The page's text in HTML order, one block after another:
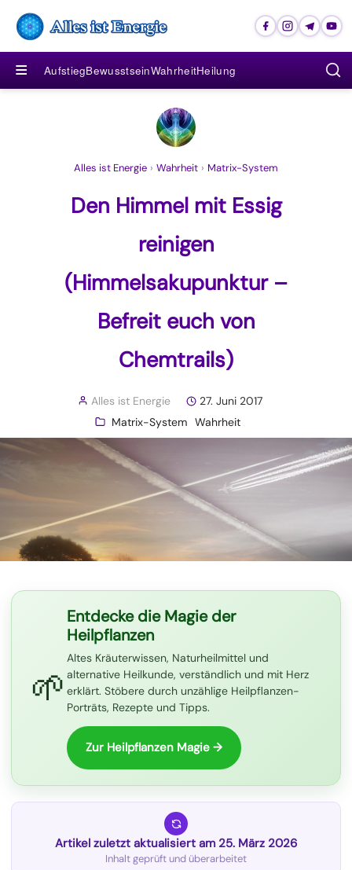
≡ AufstiegBewusstseinWahrheitHeilung
Alles ist Energie › Wahrheit › Matrix-System
Den Himmel mit Essig
reinigen
(Himmelsakupunktur –
Befreit euch von
Chemtrails)
Alles ist Energie
27. Juni 2017
Matrix-System Wahrheit
🌱
Entdecke die Magie der
Heilpflanzen
Altes Kräuterwissen, Naturheilmittel und
alternative Heilkunde, verständlich und mit Herz
erklärt. Stöbere durch unzählige Heilpflanzen-
Porträts, Rezepte und Tipps.
Zur Heilpflanzen Magie →
Artikel zuletzt aktualisiert am 25. März 2026
Inhalt geprüft und überarbeitet